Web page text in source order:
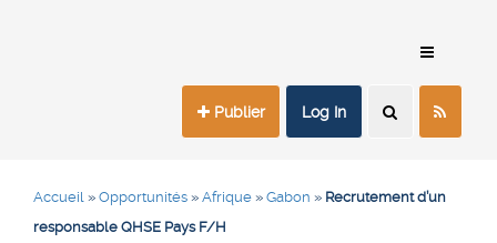
Publier Log In
Accueil » Opportunités » Afrique » Gabon » Recrutement d’un
responsable QHSE Pays F/H